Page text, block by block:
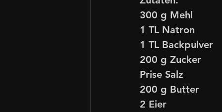
300 g Mehl
1 TL Natron
1 TL Backpulver
200 g Zucker
Prise Salz
200 g Butter
2 Eier